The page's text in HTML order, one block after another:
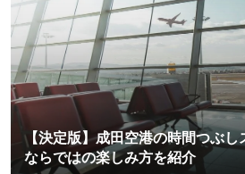
【決定版】成田空港の時間つぶし
ならではの楽しみ方を紹介